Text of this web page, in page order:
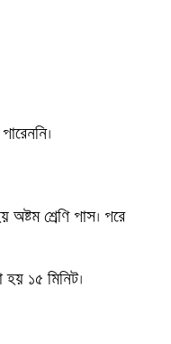
শ্রেণি পাস। পরে
হয় ১৫ মিনিট।